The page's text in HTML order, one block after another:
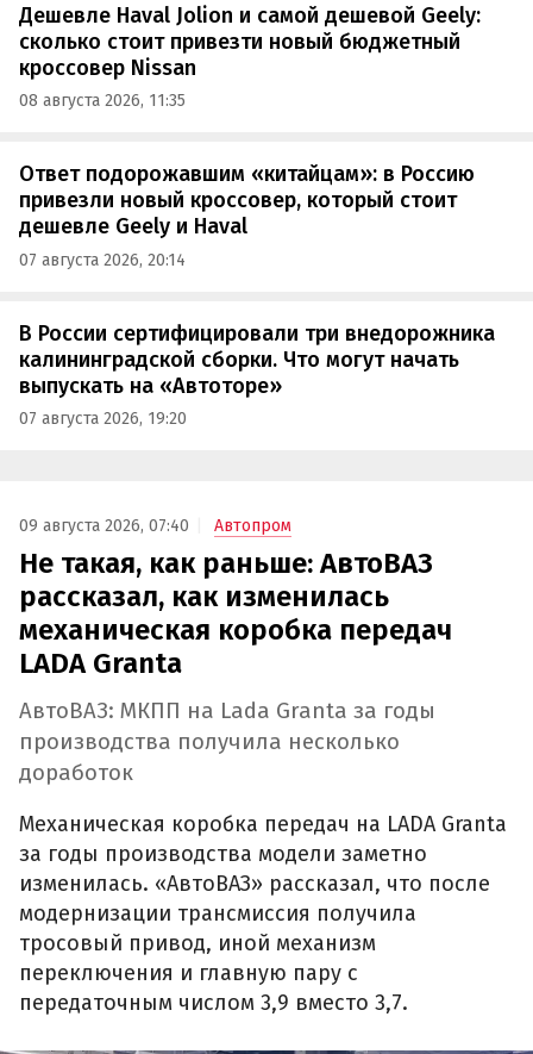
Дешевле Haval Jolion и самой дешевой Geely:
сколько стоит привезти новый бюджетный
кроссовер Nissan
08 августа 2026, 11:35
Ответ подорожавшим «китайцам»: в Россию
привезли новый кроссовер, который стоит
дешевле Geely и Haval
07 августа 2026, 20:14
В России сертифицировали три внедорожника
калининградской сборки. Что могут начать
выпускать на «Автоторе»
07 августа 2026, 19:20
09 августа 2026, 07:40 Автопром
Не такая, как раньше: АвтоВАЗ
рассказал, как изменилась
механическая коробка передач
LADA Granta
АвтоВАЗ: МКПП на Lada Granta за годы
производства получила несколько
доработок
Механическая коробка передач на LADA Granta
за годы производства модели заметно
изменилась. «АвтоВАЗ» рассказал, что после
модернизации трансмиссия получила
тросовый привод, иной механизм
переключения и главную пару с
передаточным числом 3,9 вместо 3,7.